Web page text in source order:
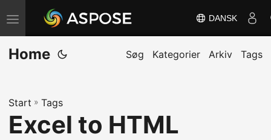
S
k
i
n
a
DANSK
Home Søg Kategorier Arkiv Tags
Start » Tags
Excel to HTML